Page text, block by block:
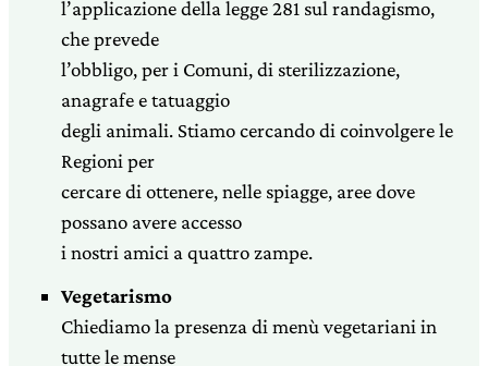
l’applicazione della legge 281 sul randagismo,
che prevede
l’obbligo, per i Comuni, di sterilizzazione,
anagrafe e tatuaggio
degli animali. Stiamo cercando di coinvolgere le
Regioni per
cercare di ottenere, nelle spiagge, aree dove
possano avere accesso
i nostri amici a quattro zampe.
Vegetarismo
Chiediamo la presenza di menù vegetariani in
tutte le mense